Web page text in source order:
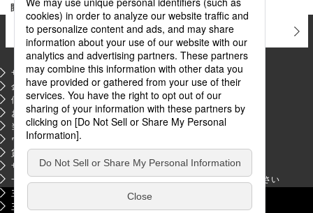
開始～デジタル化推進で玉川村の地域振興を推進～
お問い合わせ よくあるご質問
サイトマップ
金融商品販売等の勧誘方針
PDFファイルが新規ウィンドウで開きます
個人情報のお取り扱いについて
お客さま本位の業務運営に関する基本方針
当サイトのご利用にあたって
ウェブアクセシビリティ方針
貸金業法第14条に関する貸付条件等の掲示
PDFファイルが新規ウィンドウで開きます
サプライヤー情報交換制度に関するお知らせ
PDFファイルが新規ウィンドウで開きます
一部の販売業者によるリースを利用した悪質訪問販売にご注意ください
三菱ＵＦＪフィナンシャル・グループ
新規ウィンドウを開きます
新規ウィンドウを開きます
三菱グループのポータルサイト